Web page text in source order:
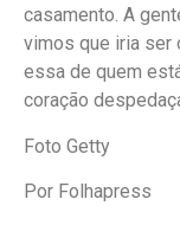
casamento. A
vimos que iria ser
essa de quem
coração
Foto Getty
Por Folhapress